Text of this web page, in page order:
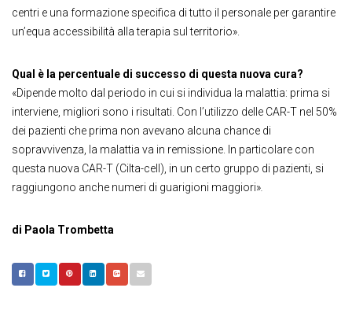
centri e una formazione specifica di tutto il personale per garantire
un’equa accessibilità alla terapia sul territorio».
Qual è la percentuale di successo di questa nuova cura?
«Dipende molto dal periodo in cui si individua la malattia: prima si
interviene, migliori sono i risultati. Con l’utilizzo delle CAR-T nel 50%
dei pazienti che prima non avevano alcuna chance di
sopravvivenza, la malattia va in remissione. In particolare con
questa nuova CAR-T (Cilta-cell), in un certo gruppo di pazienti, si
raggiungono anche numeri di guarigioni maggiori»
di Paola Trombetta